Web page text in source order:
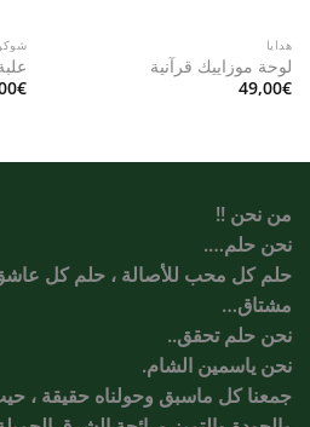
هدايا
لوحة موزاييك قرآنية
49,00€
€
من نحن !!
نحن حلم….
حلم كل محب للأصالة ، حلم كل
مشتاق…
نحن حلم تحقق..
نحن ياسمين الشام.
جمعنا كل ماسبق وحولناه حقيقة ،